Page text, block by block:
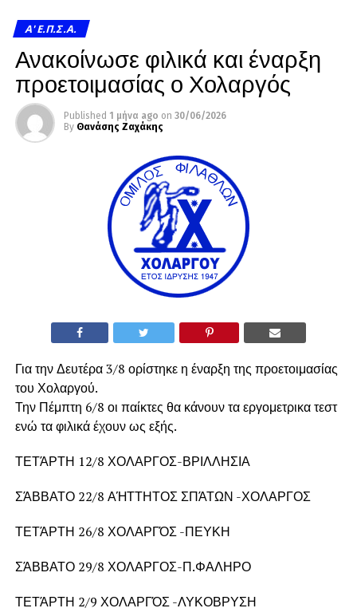
A' Ε.Π.Σ.Α.
Ανακοίνωσε φιλικά και έναρξη
προετοιμασίας ο Χολαργός
Published 1 μήνα ago on 30/06/2026
By Θανάσης Ζαχάκης
Για την Δευτέρα 3/8 ορίστηκε η έναρξη της προετοιμασίας
του Χολαργού.
Την Πέμπτη 6/8 οι παίκτες θα κάνουν τα εργομετρικα τεστ
ενώ τα φιλικά έχουν ως εξής.
ΤΕΤΆΡΤΗ 12/8 ΧΟΛΑΡΓΟΣ-ΒΡΙΛΛΗΣΙΑ
ΣΆΒΒΑΤΟ 22/8 ΑΉΤΤΗΤΟΣ ΣΠΆΤΩΝ -ΧΟΛΑΡΓΟΣ
ΤΕΤΆΡΤΗ 26/8 ΧΟΛΑΡΓΌΣ -ΠΕΥΚΗ
ΣΆΒΒΑΤΟ 29/8 ΧΟΛΑΡΓΟΣ-Π.ΦΑΛΗΡΟ
ΤΕΤΆΡΤΗ 2/9 ΧΟΛΑΡΓΌΣ -ΛΥΚΟΒΡΥΣΗ